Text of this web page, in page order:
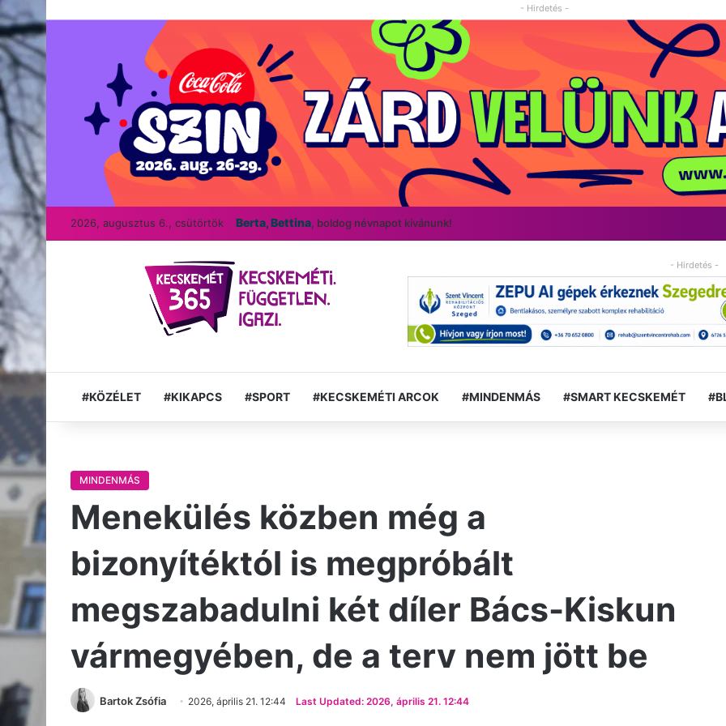
- Hirdetés -
2026, augusztus 6., csütörtök Berta, Bettina, boldog névnapot kívánunk!
- Hirdetés -
#KÖZÉLET #KIKAPCS #SPORT #KECSKEMÉTI ARCOK #MINDENMÁS #SMART KECSKEMÉT
MINDENMÁS
Menekülés közben még a
bizonyítéktól is megpróbált
megszabadulni két díler Bács-Kiskun
vármegyében, de a terv nem jött be
Bartok Zsófia 2026, április 21. 12:44 Last Updated: 2026, április 21. 12:44